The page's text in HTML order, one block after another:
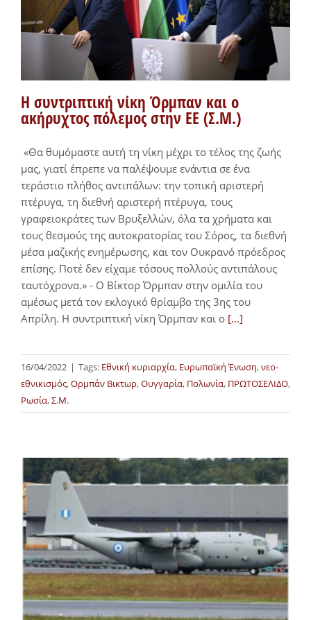
Η συντριπτική νίκη Όρμπαν και ο
ακήρυχτος πόλεμος στην ΕΕ (Σ.Μ.)
«Θα θυμόμαστε αυτή τη νίκη μέχρι το τέλος της ζωής
μας, γιατί έπρεπε να παλέψουμε ενάντια σε ένα
τεράστιο πλήθος αντιπάλων: την τοπική αριστερή
πτέρυγα, τη διεθνή αριστερή πτέρυγα, τους
γραφειοκράτες των Βρυξελλών, όλα τα χρήματα και
τους θεσμούς της αυτοκρατορίας του Σόρος, τα διεθνή
μέσα μαζικής ενημέρωσης, και τον Ουκρανό πρόεδρος
επίσης. Ποτέ δεν είχαμε τόσους πολλούς αντιπάλους
ταυτόχρονα.» - Ο Βίκτορ Όρμπαν στην ομιλία του
αμέσως μετά τον εκλογικό θρίαμβο της 3ης του
Απρίλη. Η συντριπτική νίκη Όρμπαν και ο [...]
16/04/2022 | Tags: Εθνική κυριαρχία, Ευρωπαϊκή Ένωση,νεο-
εθνικισμός,Ορμπάν Βικτωρ,Ουγγαρία, Πολωνία, ΠΡΩΤΟΣΕΛΙΔΟ,
Ρωσία,Σ.Μ.